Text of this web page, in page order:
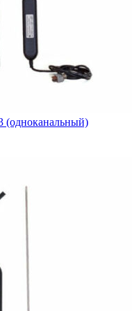
(одноканальный)